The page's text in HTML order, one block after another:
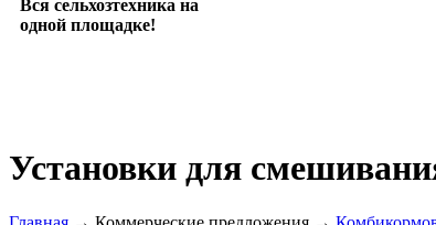
Вся сельхозтехника на
одной площадке!
Установки для